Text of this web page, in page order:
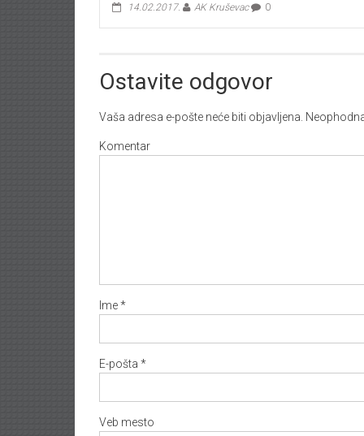
14.02.2017. AK Kruševac 0
Ostavite odgovor
Vaša adresa e-pošte neće biti objavljena.
Komentar
Ime*
E-pošta *
Veb mesto